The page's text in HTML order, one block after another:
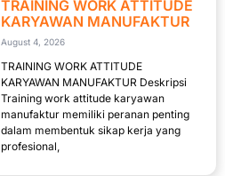
TRAINING WORK ATTITUDE
KARYAWAN MANUFAKTUR
August 4, 2026
TRAINING WORK ATTITUDE
KARYAWAN MANUFAKTUR Deskripsi
Training work attitude karyawan
manufaktur memiliki peranan penting
dalam membentuk sikap kerja yang
profesional,